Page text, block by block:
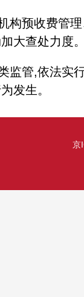
预收费管理
大查处力度
管,依法实行
发生。
京